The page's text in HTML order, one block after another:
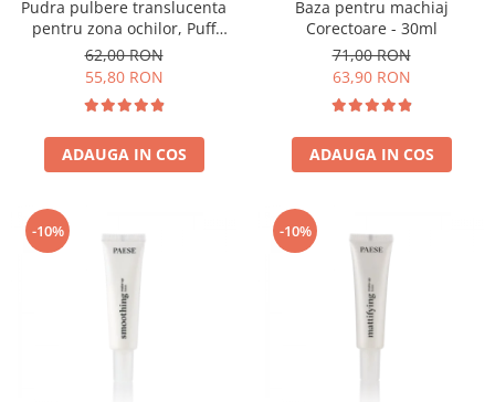
Pudra pulbere translucenta
pentru zona ochilor, Puff
Cloud 5,3g
62,00 RON
55,80 RON
ADAUGA IN COS
Baza pentru machiaj
Corectoare - 30ml
71,00 RON
63,90 RON
ADAUGA IN COS
-10% -10%